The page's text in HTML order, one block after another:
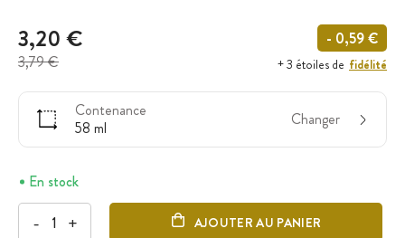
3,20 €
3,79 €
- 0,59 €
+ 3 étoiles de fidélité
Contenance
58 ml
Changer
En stock
- + AJOUTER AU PANIER